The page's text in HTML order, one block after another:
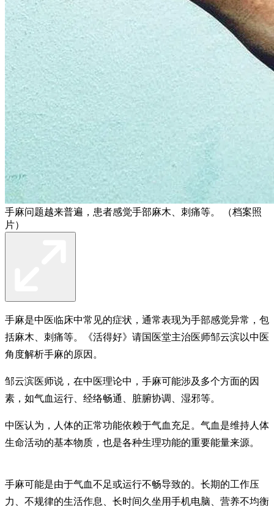
手麻问题越来普遍，患者感觉手部麻木、刺痛等。 （档案照
片）
手麻是中医临床中常见的症状，通常表现为手部感觉异常，包
括麻木、刺痛等。《活得好》请国医堂主治医师邹云滨以中医
角度解析手麻的原因。
邹云滨医师说，在中医理论中，手麻可能涉及多个方面的因
素，如气血运行、经络畅通、脏腑协调、湿邪等。
中医认为，人体的正常功能依赖于气血充足。气血是维持人体
生命活动的基本物质，也是各种生理功能的重要能量来源。
手麻可能是由于气血不足或运行不畅导致的。长期的工作压
力、不规律的生活作息、长时间久坐用手机电脑、营养不均衡